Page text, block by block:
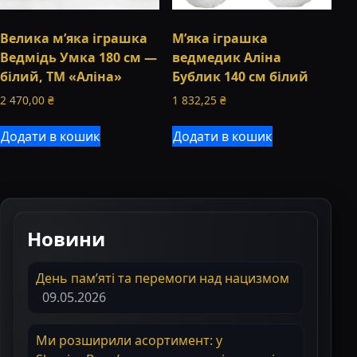
Велика м’яка іграшка
Ведмідь Умка 180 см —
білий, ТМ «Аліна»
2 470,00 ₴
Додати в кошик
М’яка іграшка
ведмедик Аліна
Бублик 140 см білий
1 832,25₴
Додати в кошик
Новини
День пам’яті та перемоги над нацизмом
09.05.2026
Ми розширили асортимент: у